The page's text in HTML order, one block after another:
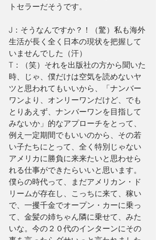
トセラーだそうです。
J：そうなんですか？！（驚）私も海外
生活が長く全く日本の現状を把握して
いませんでした（汗）
T：（笑）それを出版社の方から聞いた
時、じゃ、僕だけは空気を読めないヤ
ツと思われてもいいから、「ナンバー
ワンより、オンリーワンだけど、でも
とりあえず、ナンバーワンを目指して
みないか」的なアプローチをとって、
例え一定期間でもいいのから、その若
い子たちにとって、全く特別じゃない
アメリカに勝負に来来たいと思わせら
れる仕事ができたらいいと思います。
僕らの時代って、まだアメリカン・ド
リームが存在し、こっちに来て、稼い
で、一攫千金でオープン・カーに乗っ
て、金髪の姉ちゃん隣に乗せて、みた
いな。今の２０代のインターンにその